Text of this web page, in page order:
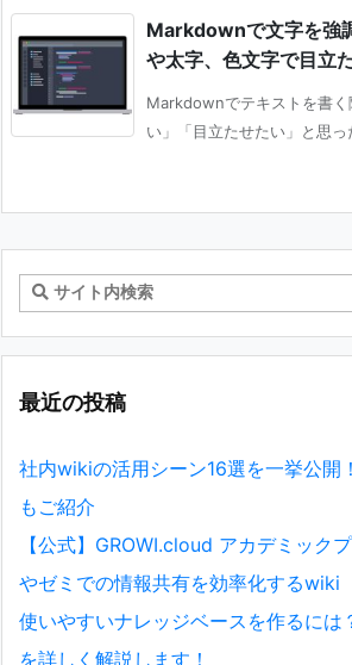
Markdownで文字を強
や太字、色文字で目立
Markdownでテキストを書く
い」「目立たせたい」と思っ
最近の投稿
社内wikiの活用シーン16選を一挙公開
もご紹介
【公式】GROWI.cloud アカデミック
やゼミでの情報共有を効率化するwiki
使いやすいナレッジベースを作るには
を詳しく解説します！